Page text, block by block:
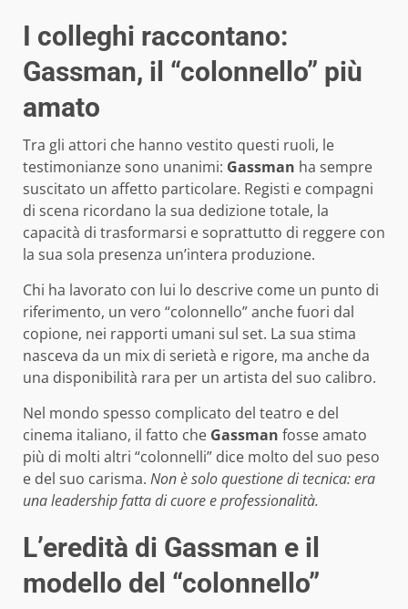
I colleghi raccontano:
Gassman, il “colonnello” più
amato
Tra gli attori che hanno vestito questi ruoli, le
testimonianze sono unanimi: Gassman ha sempre
suscitato un affetto particolare. Registi e compagni
di scena ricordano la sua dedizione totale, la
capacità di trasformarsi e soprattutto di reggere con
la sua sola presenza un’intera produzione.
Chi ha lavorato con lui lo descrive come un punto di
riferimento, un vero “colonnello” anche fuori dal
copione, nei rapporti umani sul set. La sua stima
nasceva da un mix di serietà e rigore, ma anche da
una disponibilità rara per un artista del suo calibro.
Nel mondo spesso complicato del teatro e del
cinema italiano, il fatto che Gassman fosse amato
più di molti altri “colonnelli” dice molto del suo peso
e del suo carisma. Non è solo questione di tecnica: era
una leadership fatta di cuore e professionalità.
L’eredità di Gassman e il
modello del “colonnello”